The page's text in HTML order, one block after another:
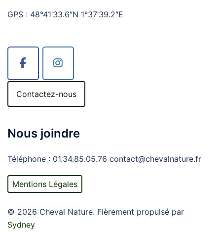
GPS : 48°41’33.6″N 1°37’39.2″E
Contactez-nous
Nous joindre
Téléphone : 01.34.85.05.76 contact@chevalnature.fr
Mentions Légales
© 2026 Cheval Nature. Fièrement propulsé par
Sydney